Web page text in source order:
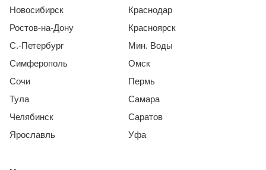
Новосибирск
Ростов-на-Дону
С.-Петербург
Симферополь
Сочи
Тула
Челябинск
Ярославль
Краснодар
Красноярск
Мин. Воды
Омск
Пермь
Самара
Саратов
Уфа